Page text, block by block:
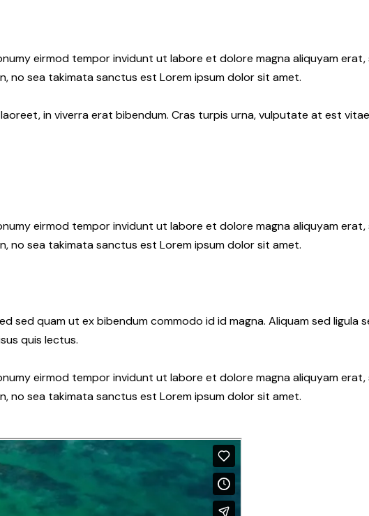
eirmod tempor invidunt ut labore et dolore magna aliquyam
no sea takimata sanctus est Lorem ipsum dolor sit amet.
in viverra erat bibendum. Cras turpis urna, vulputate at est
eirmod tempor invidunt ut labore et dolore magna aliquyam
no sea takimata sanctus est Lorem ipsum dolor sit amet.
sed quam ut ex bibendum commodo id id magna. Aliquam sed
quis lectus.
eirmod tempor invidunt ut labore et dolore magna aliquyam
no sea takimata sanctus est Lorem ipsum dolor sit amet.